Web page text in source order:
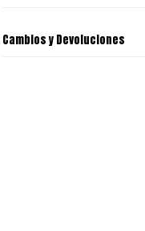
Cambios y Devoluciones